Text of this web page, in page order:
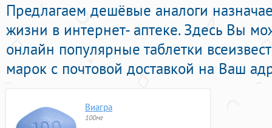
Предлагаем дешёвые аналоги
жизни в интернет- аптеке. Здесь Вы
онлайн популярные таблетки
марок с почтовой доставкой на Ваш
Виагра
100мг